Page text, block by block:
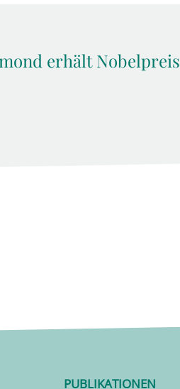
erhält Nobelpreis
PUBLIKATIONEN